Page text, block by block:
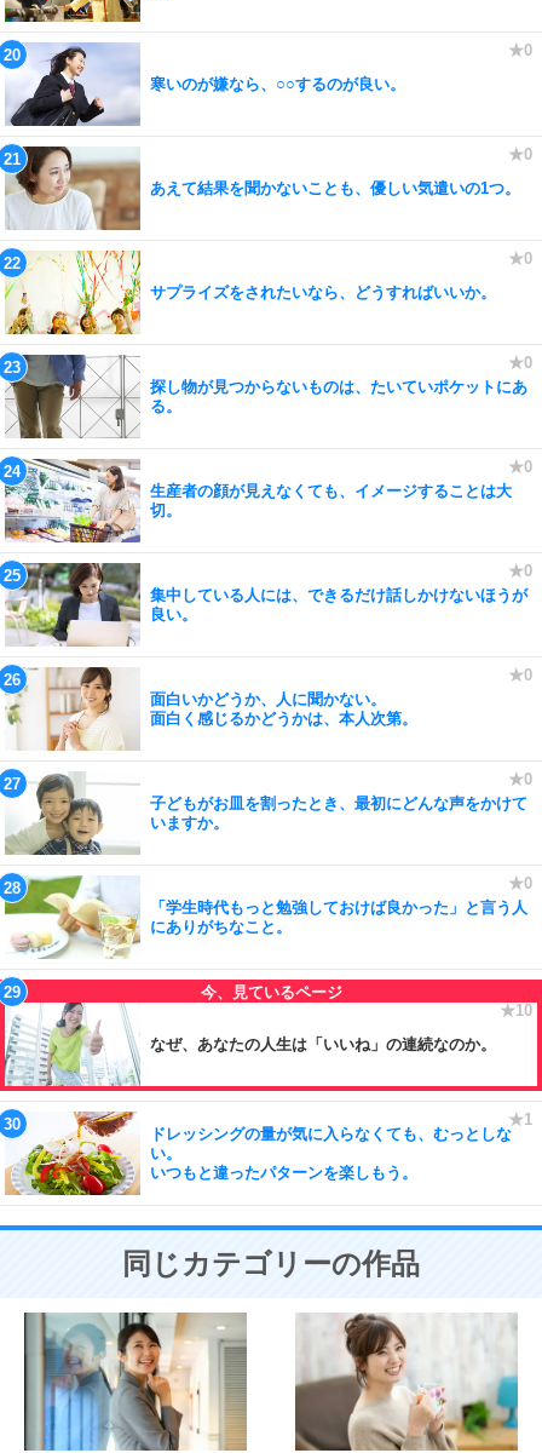
寒いのが嫌なら、○○するのが良い。
あえて結果を聞かないことも、優しい気遣いの1つ。
サプライズをされたいなら、どうすればいいか。
探し物が見つからないものは、たいていポケットにあ
る。
生産者の顔が見えなくても、イメージすることは大
切。
集中している人には、できるだけ話しかけないほうが
良い。
面白いかどうか、人に聞かない。
面白く感じるかどうかは、本人次第。
子どもがお皿を割ったとき、最初にどんな声をかけて
いますか。
「学生時代もっと勉強しておけば良かった」と言う人
にありがちなこと。
なぜ、あなたの人生は「いいね」の連続なのか。
ドレッシングの量が気に入らなくても、むっとしな
い。
いつもと違ったパターンを楽しもう。
同じカテゴリーの作品